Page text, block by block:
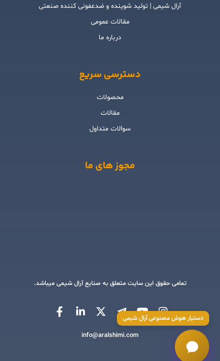
آرال شیمی | تولید شوینده و ضدعفونی کننده صنعتی
مقالات عمومی
درباره ما
دسترسی سریع
محصولات
مقالات
سوالات متداول
مجوز های ما
تمامی حقوق این سایت متعلق به صنایع آرال شیمی میباشد.
info@aralshimi.com
دستیار هوش مصنوعی آرال شیمی